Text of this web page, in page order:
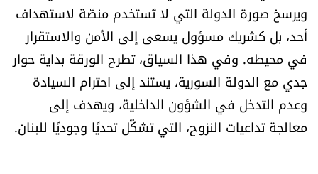
ويرسخ صورة الدولة التي لا تُستخدم منصّة لاستهداف
أحد، بل كشريك مسؤول يسعى إلى الأمن والاستقرار
في محيطه. وفي هذا السياق، تطرح الورقة بداية حوار
جدي مع الدولة السورية، يستند إلى احترام السيادة
وعدم التدخل في الشؤون الداخلية، ويهدف إلى
معالجة تداعيات النزوح، التي تشكّل تحديًا وجوديًا للبنان.